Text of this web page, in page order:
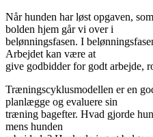
Når hunden har løst opgaven,
bolden hjem går vi over i
belønningsfasen. I
Arbejdet kan være at
give godbidder for godt arbejde,
Træningscyklusmodellen er en
planlægge og evaluere sin
træning bagefter. Hvad gjorde
mens hunden